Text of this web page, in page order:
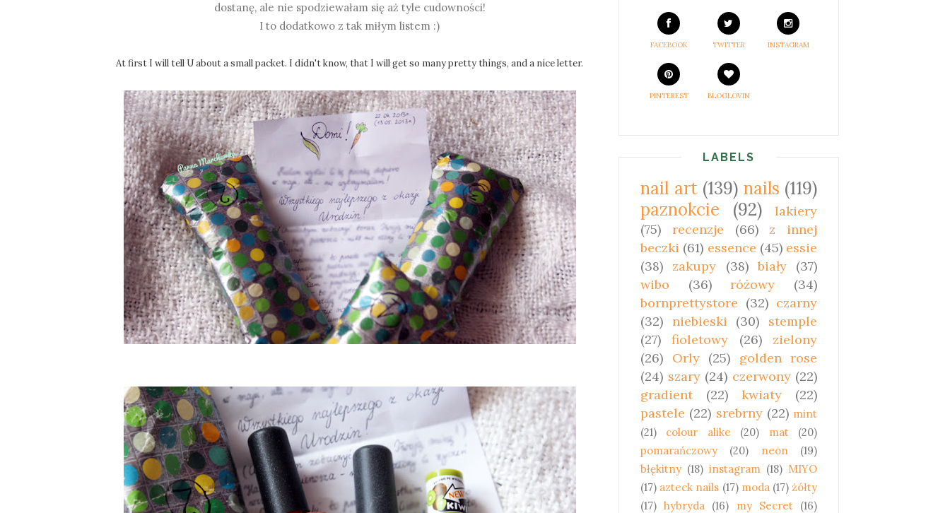
dostanę, ale nie spodziewałam się aż tyle cudowności!
I to dodatkowo z tak miłym listem :)
At first I will tell U about a small packet. I didn't know, that I will get so many pretty things, and a nice letter.
FACEBOOK TWITTER INSTAGRAM
PINTEREST BLOGLOVIN
LABELS
nail art (139) nails (119)
paznokcie
(92)
lakiery
(75)
recenzje (66)
z innej
beczki (61) essence (45) essie
(38)
zakupy (38) biały
(37)
wibo
(36) różowy
(34)
bornprettystore (32) czarny
(32) niebieski (30)
stemple
(27)
fioletowy (26)
zielony
(26)
Orly (25)
golden rose
(24) szary (24) czerwony (22)
gradient
(22) kwiaty
(22)
pastele (22) srebrny (22) mint
(21)
colour alike (20) mat
(20)
pomarańczowy
(20) neon
(19)
błękitny (18) instagram (18) MIYO
(17) azteck nails (17) moda (17) żółty
(17) hybryda (16) my Secret (16)